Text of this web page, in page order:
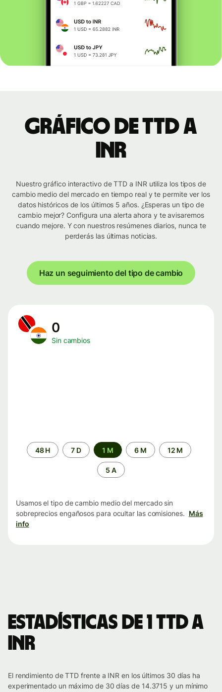
Gráfico de TTD a
INR
Nuestro gráfico interactivo de TTD a INR utiliza los tipos de
cambio medio del mercado en tiempo real y te permite ver los
datos históricos de los últimos 5 años. ¿Esperas un tipo de
cambio mejor? Configura una alerta ahora y te avisaremos
cuando mejore. Y con nuestros resúmenes diarios, nunca te
perderás las últimas noticias.
Haz un seguimiento del tipo de cambio
0
Sin cambios
Periodo48 H 7 D 1 M 6 M 12 M
5 A
Usamos el tipo de cambio medio del mercado sin
sobreprecios engañosos para ocultar las comisiones. Más
info
Estadísticas de 1 TTD a
INR
El rendimiento de TTD frente a INR en los últimos 30 días ha
experimentado un máximo de 30 días de 14.3715 y un mínimo